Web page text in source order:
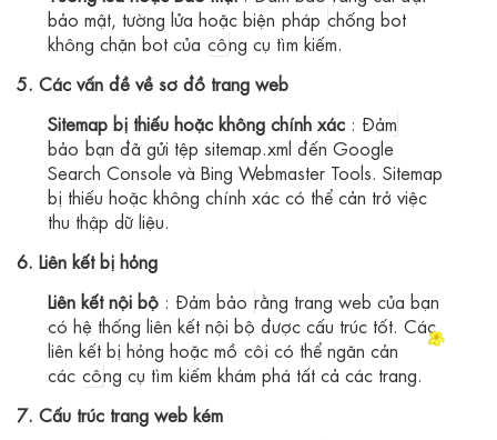
bảo mật, tường lửa hoặc biện pháp chống bot
không chặn bot của công cụ tìm kiếm.
5. Các vấn đề về sơ đồ trang web
Sitemap bị thiếu hoặc không chính xác : Đảm
bảo bạn đã gửi tệp sitemap.xml đến Google
Search Console và Bing Webmaster Tools. Sitemap
bị thiếu hoặc không chính xác có thể cản trở việc
thu thập dữ liệu.
6. Liên kết bị hỏng
Liên kết nội bộ : Đảm bảo rằng trang web của bạn
có hệ thống liên kết nội bộ được cấu trúc tốt. Các
liên kết bị hỏng hoặc mồ côi có thể ngăn cản
các công cụ tìm kiếm khám phá tất cả các trang.
7. Cấu trúc trang web kém